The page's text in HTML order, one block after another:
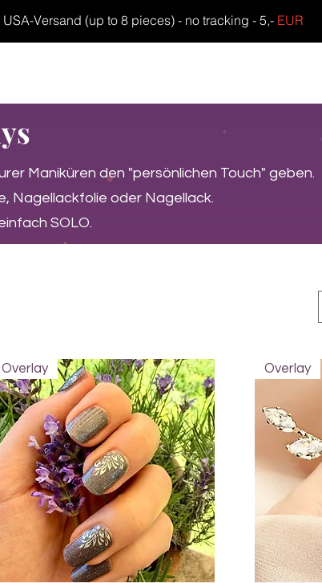
Versand (up to 8 pieces) - no tracking - 5,-EUR
Maniküren den "persönlichen Touch" geben.
Nagellackfolie oder Nagellack.
SOLO.
Overlay Overlay